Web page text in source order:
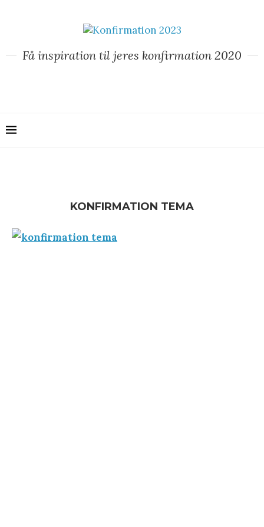
Få inspiration til jeres konfirmation 2020
KONFIRMATION TEMA